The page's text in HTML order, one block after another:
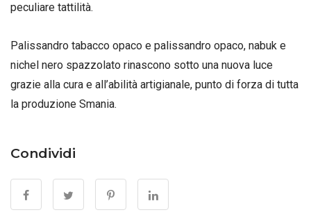
peculiare tattilità.
Palissandro tabacco opaco e palissandro opaco, nabuk e
nichel nero spazzolato rinascono sotto una nuova luce
grazie alla cura e all’abilità artigianale, punto di forza di tutta
la produzione Smania.
Condividi